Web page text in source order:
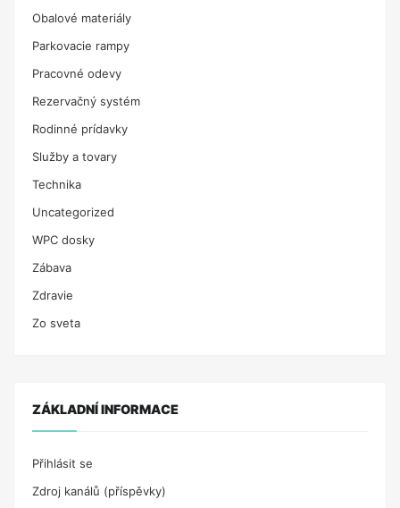
Obalové materiály
Parkovacie rampy
Pracovné odevy
Rezervačný systém
Rodinné prídavky
Služby a tovary
Technika
Uncategorized
WPC dosky
Zábava
Zdravie
Zo sveta
ZÁKLADNÍ INFORMACE
Přihlásit se
Zdroj kanálů (příspěvky)